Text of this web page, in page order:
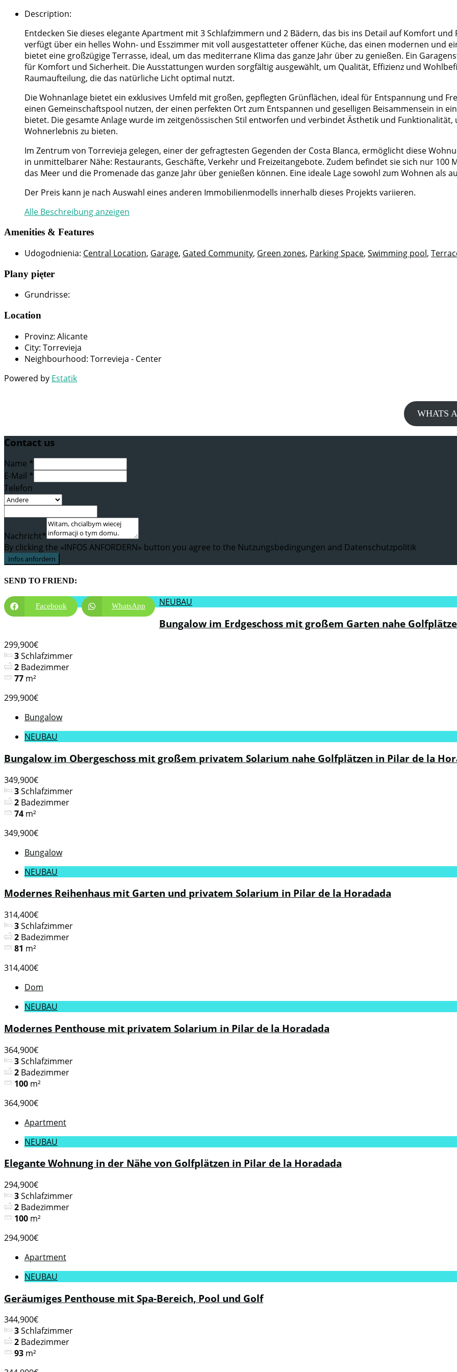
Description:
Entdecken Sie dieses elegante Apartment mit 3 Schlafzimmern und 2 Bädern, das bis ins Detail auf Komfort
verfügt über ein helles Wohn- und Esszimmer mit voll ausgestatteter offener Küche, das einen modernen und
bietet eine großzügige Terrasse, ideal, um das mediterrane Klima das ganze Jahr über zu genießen. Ein
für Komfort und Sicherheit. Die Ausstattungen wurden sorgfältig ausgewählt, um Qualität, Effizienz und
Raumaufteilung, die das natürliche Licht optimal nutzt.
Die Wohnanlage bietet ein exklusives Umfeld mit großen, gepflegten Grünflächen, ideal für Entspannung und
einen Gemeinschaftspool nutzen, der einen perfekten Ort zum Entspannen und geselligen Beisammensein in
bietet. Die gesamte Anlage wurde im zeitgenössischen Stil entworfen und verbindet Ästhetik und
Wohnerlebnis zu bieten.
Im Zentrum von Torrevieja gelegen, einer der gefragtesten Gegenden der Costa Blanca, ermöglicht diese
in unmittelbarer Nähe: Restaurants, Geschäfte, Verkehr und Freizeitangebote. Zudem befindet sie sich nur 100
das Meer und die Promenade das ganze Jahr über genießen können. Eine ideale Lage sowohl zum Wohnen als
Der Preis kann je nach Auswahl eines anderen Immobilienmodells innerhalb dieses Projekts variieren.
Alle Beschreibung anzeigen
Amenities & Features
Udogodnienia: Central Location, Garage, Gated Community, Green zones, Parking Space, Swimming pool,
Plany pięter
Grundrisse:
Location
Provinz: Alicante
City: Torrevieja
Neighbourhood: Torrevieja - Center
Powered by Estatik
WHATS
Contact us
Name *
E-Mail *
Telefon
Nachricht*
By clicking the «INFOS ANFORDERN» button you agree to the Nutzungsbedingungen and Datenschutzpolitik
Infos anfordern
SEND TO FRIEND:
Facebook WhatsApp NEUBAU
Bungalow im Erdgeschoss mit großem Garten nahe
299,900€
3Schlafzimmer
2 Badezimmer
77 m²
299,900€
Bungalow
NEUBAU
Bungalow im Obergeschoss mit großem privatem Solarium nahe Golfplätzen in Pilar de la
349,900€
3Schlafzimmer
2 Badezimmer
74 m²
349,900€
Bungalow
NEUBAU
Modernes Reihenhaus mit Garten und privatem Solarium in Pilar de la Horadada
314,400€
3Schlafzimmer
2 Badezimmer
81 m²
314,400€
Dom
NEUBAU
Modernes Penthouse mit privatem Solarium in Pilar de la Horadada
364,900€
3Schlafzimmer
2 Badezimmer
100 m²
364,900€
Apartment
NEUBAU
Elegante Wohnung in der Nähe von Golfplätzen in Pilar de la Horadada
294,900€
3Schlafzimmer
2 Badezimmer
100 m²
294,900€
Apartment
NEUBAU
Geräumiges Penthouse mit Spa-Bereich, Pool und Golf
344,900€
3Schlafzimmer
2 Badezimmer
93 m²